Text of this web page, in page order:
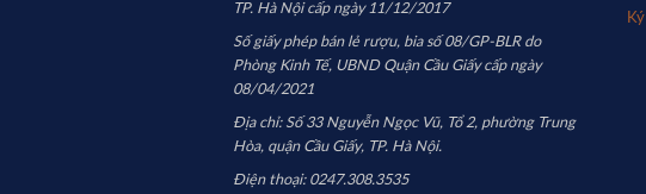
TP. Hà Nội cấp ngày 11/12/2017
Số giấy phép bán lẻ rượu, bia số 08/GP-BLR do
Phòng Kinh Tế, UBND Quận Cầu Giấy cấp ngày
08/04/2021
Địa chỉ: Số 33 Nguyễn Ngọc Vũ, Tổ 2, phường Trung
Hòa, quận Cầu Giấy, TP. Hà Nội.
Điện thoại: 0247.308.3535